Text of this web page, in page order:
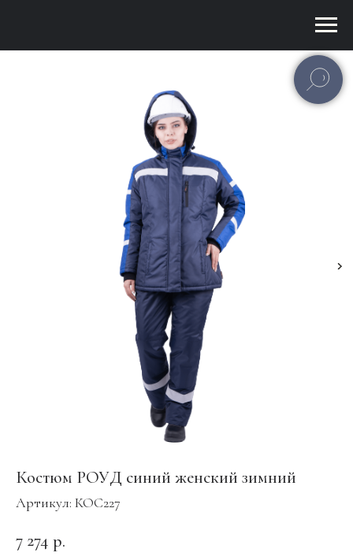
Костюм РОУД синий женский зимний
Артикул: КОС227
7 274 р.